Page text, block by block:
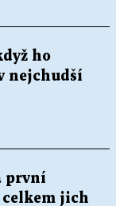
ho
nejchudší
první
jich